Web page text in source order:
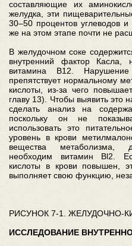
составляющие их
желудка, эти
30–50 процентов углеводов
же на этом этапе почти не
В желудочном соке
внутренний фактор Касла,
витамина B12.
препятствует нормальному
кислоты, из-за чего
главу 13). Чтобы выявить это
сделать анализ на
поскольку он не
использовать это
уровень в крови
вещества метаболизма,
необходим витамин Bl2.
кислоты в крови повышен,
выполняет свою функцию,
РИСУНОК 7-1. ЖЕЛУДОЧНО-
ИССЛЕДОВАНИЕ